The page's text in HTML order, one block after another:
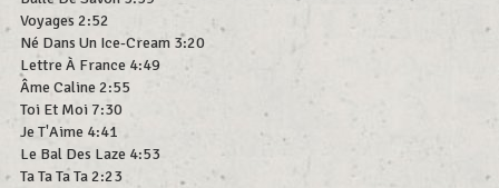
Voyages 2:52
Né Dans Un Ice-Cream 3:20
Lettre À France 4:49
Âme Caline 2:55
Toi Et Moi 7:30
Je T'Aime 4:41
Le Bal Des Laze 4:53
Ta Ta Ta Ta 2:23